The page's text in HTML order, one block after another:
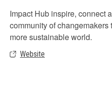
Impact Hub inspire, connect
community of
more sustainable world.
Website